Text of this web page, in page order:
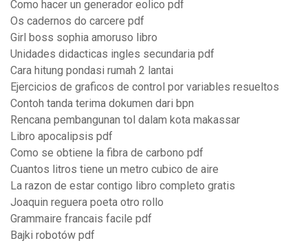
Como hacer un generador eolico pdf
Os cadernos do carcere pdf
Girl boss sophia amoruso libro
Unidades didacticas ingles secundaria pdf
Cara hitung pondasi rumah 2 lantai
Ejercicios de graficos de control por variables resueltos
Contoh tanda terima dokumen dari bpn
Rencana pembangunan tol dalam kota makassar
Libro apocalipsis pdf
Como se obtiene la fibra de carbono pdf
Cuantos litros tiene un metro cubico de aire
La razon de estar contigo libro completo gratis
Joaquin reguera poeta otro rollo
Grammaire francais facile pdf
Bajki robotów pdf